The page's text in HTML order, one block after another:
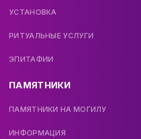
УСТАНОВКА
РИТУАЛЬНЫЕ УСЛУГИ
ЭПИТАФИИ
ПАМЯТНИКИ
ПАМЯТНИКИ НА МОГИЛУ
ИНФОРМАЦИЯ